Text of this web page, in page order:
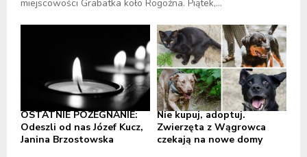
miejscowości Grabatka koło Rogoźna. Piątek,...
OSTATNIE POŻEGNANIE:
Odeszli od nas Józef Kucz,
Janina Brzostowska
Nie kupuj, adoptuj.
Zwierzęta z Wągrowca
czekają na nowe domy